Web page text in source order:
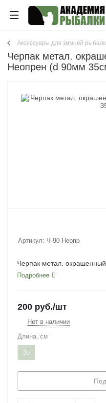
Аксессуары для зимней
Черпак метал.
Неопрен (d 90мм
Артикул: Ч-90-Неопр
Черпак метал.
Подробнее
200 руб./шт
Нет в наличии
Длина, см
35